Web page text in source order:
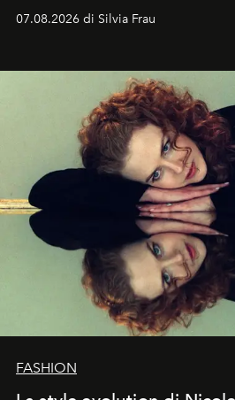
cognizione del tempo. Ma con
07.08.2026 di Silvia Frau
FASHION